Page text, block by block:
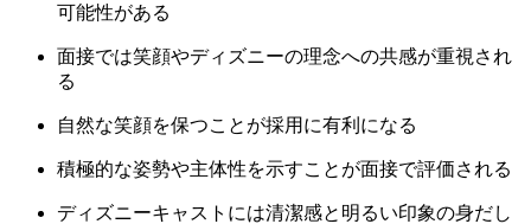
可能性がある
面接では笑顔やディズニーの理念への共感が重視され
る
自然な笑顔を保つことが採用に有利になる
積極的な姿勢や主体性を示すことが面接で評価される
ディズニーキャストには清潔感と明るい印象の身だし